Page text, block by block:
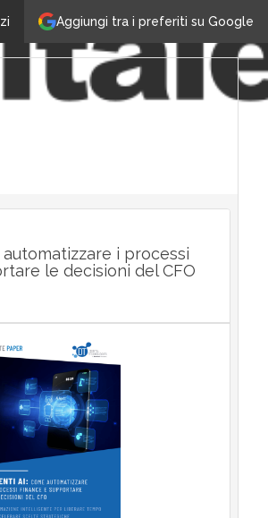
Aggiungi tra i preferiti su Google
i processi
le decisioni del CFO